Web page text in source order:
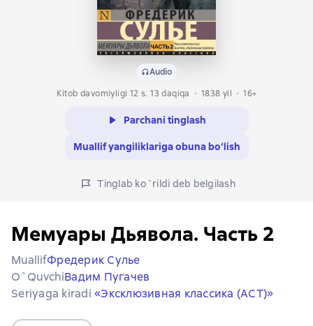
Audio
Kitob davomiyligi 12 s. 13 daqiqa
1838 yil 16+
Parchani tinglash
Muallif yangiliklariga obuna bo‘lish
Tinglab ko`rildi deb belgilash
Мемуары Дьявола. Часть 2
MuallifФредерик Сулье
O`quvchiВадим Пугачев
Seriyaga kiradi «Эксклюзивная классика (АСТ)»